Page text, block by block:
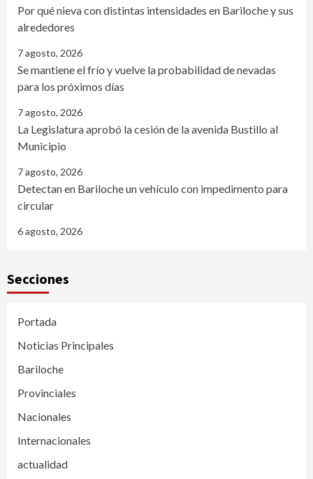
Por qué nieva con distintas intensidades en Bariloche y sus
alrededores
7 agosto, 2026
Se mantiene el frío y vuelve la probabilidad de nevadas
para los próximos días
7 agosto, 2026
La Legislatura aprobó la cesión de la avenida Bustillo al
Municipio
7 agosto, 2026
Detectan en Bariloche un vehículo con impedimento para
circular
6 agosto, 2026
Secciones
Portada
Noticias Principales
Bariloche
Provinciales
Nacionales
Internacionales
actualidad